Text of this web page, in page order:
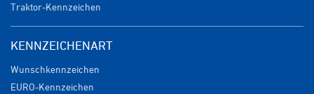
Traktor-Kennzeichen
KENNZEICHENART
Wunschkennzeichen
EURO-Kennzeichen